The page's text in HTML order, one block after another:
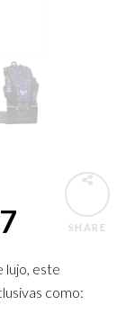
SHARE
lujo, este
como: